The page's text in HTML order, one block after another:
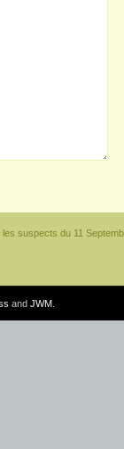
suspects du 11
and JWM